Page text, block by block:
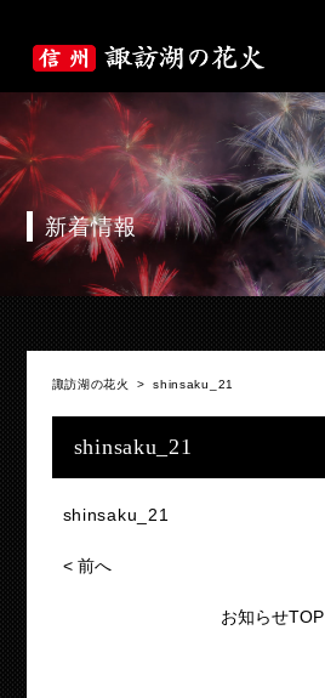
新着情報
諏訪湖の花火 >shinsaku_21
shinsaku_21
shinsaku_21
<前へ
お知らせTOP